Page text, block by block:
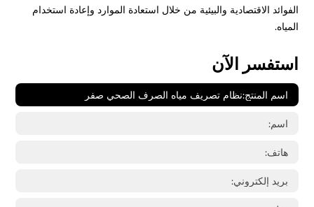
الفوائد الاقتصادية والبيئية من خلال استعادة الموارد وإعادة استخدام
المياه.
استفسر الآن